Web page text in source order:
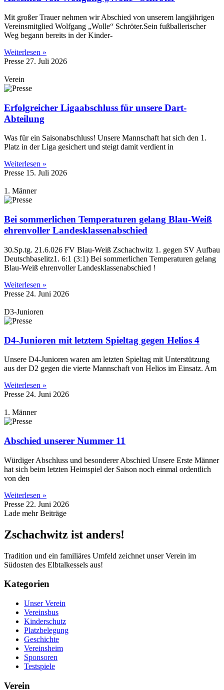
Mit großer Trauer nehmen wir Abschied von unserem langjährigen
Vereinsmitglied Wolfgang „Wolle“ Schröter.Sein fußballerischer
Weg begann bereits in der Kinder-
Weiterlesen »
Presse 27. Juli 2026
Verein
Erfolgreicher Ligaabschluss für unsere Dart-
Abteilung
Was für ein Saisonabschluss! Unsere Mannschaft hat sich den 1.
Platz in der Liga gesichert und steigt damit verdient in
Weiterlesen »
Presse 15. Juli 2026
1. Männer
Bei sommerlichen Temperaturen gelang Blau-Weiß
ehrenvoller Landesklassenabschied
30.Sp.tg. 21.6.026 FV Blau-Weiß Zschachwitz 1. gegen SV Aufbau
Deutschbaselitz1. 6:1 (3:1) Bei sommerlichen Temperaturen gelang
Blau-Weiß ehrenvoller Landesklassenabschied !
Weiterlesen »
Presse 24. Juni 2026
D3-Junioren
D4-Junioren mit letztem Spieltag gegen Helios 4
Unsere D4-Junioren waren am letzten Spieltag mit Unterstützung
aus der D2 gegen die vierte Mannschaft von Helios im Einsatz. Am
Weiterlesen »
Presse 24. Juni 2026
1. Männer
Abschied unserer Nummer 11
Würdiger Abschluss und besonderer Abschied Unsere Erste Männer
hat sich beim letzten Heimspiel der Saison noch einmal ordentlich
von den
Weiterlesen »
Presse 22. Juni 2026
Lade mehr Beiträge
Zschachwitz ist anders!
Tradition und ein familiäres Umfeld zeichnet unser Verein im
Südosten des Elbtalkessels aus!
Kategorien
Unser Verein
Vereinsbus
Kinderschutz
Platzbelegung
Geschichte
Vereinsheim
Sponsoren
Testspiele
Verein